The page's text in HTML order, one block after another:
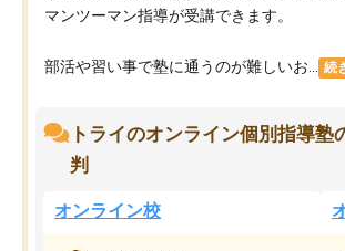
マンツーマン指導が受講できます。
部活や習い事で塾に通うのが難しいお... 続
トライのオンライン個別指導塾
判
オンライン校